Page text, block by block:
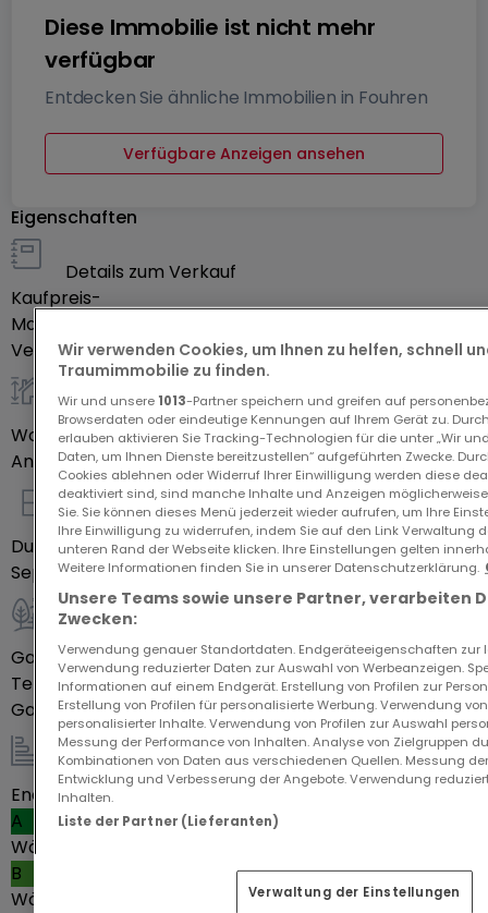
Diese Immobilie ist nicht mehr
verfügbar
Entdecken Sie ähnliche Immobilien in Fouhren
Verfügbare Anzeigen ansehen
Eigenschaften
Details zum Verkauf
Kaufpreis-
Mandatstyp
VerfügbarkeitNoch zu bestätigen
allgemein
Wohnfläche 133,52m²
Anzahl Schlafzimmer4
Innenausstattung
Duschräume1
Separate Toiletten1
Außenbereich
Garage2
Terrasse10m²
GartenJa
Energie / Heizung
Energieeffizienzklasse
A
Wärmedämmwert
B
Wärmepumpe
Wir verwenden Cookies, um Ihnen zu helfen, schnell
Traumimmobilie zu finden.
Wir und unsere 1013-Partner speichern und greifen auf
Browserdaten oder eindeutige Kennungen auf Ihrem Gerät zu.
erlauben aktivieren Sie Tracking-Technologien für die unter „Wir
Daten, um Ihnen Dienste bereitzustellen“ aufgeführten Zwecke.
Cookies ablehnen oder Widerruf Ihrer Einwilligung werden diese
deaktiviert sind, sind manche Inhalte und Anzeigen
Sie. Sie können dieses Menü jederzeit wieder aufrufen, um Ihre
Ihre Einwilligung zu widerrufen, indem Sie auf den Link Verwaltung
unteren Rand der Webseite klicken. Ihre Einstellungen gelten
Weitere Informationen finden Sie in unserer Datenschutzerklärung.
Unsere Teams sowie unsere Partner, verarbeiten
Zwecken:
Verwendung genauer Standortdaten. Endgeräteeigenschaften zur
Verwendung reduzierter Daten zur Auswahl von Werbeanzeigen.
Informationen auf einem Endgerät. Erstellung von Profilen zur
Erstellung von Profilen für personalisierte Werbung. Verwendung
personalisierter Inhalte. Verwendung von Profilen zur Auswahl
Messung der Performance von Inhalten. Analyse von Zielgruppen
Kombinationen von Daten aus verschiedenen Quellen. Messung
Entwicklung und Verbesserung der Angebote. Verwendung
Inhalten.
Liste der Partner (Lieferanten)
Verwaltung der Einstellungen